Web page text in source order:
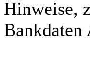
Hinweise,
Bankdaten